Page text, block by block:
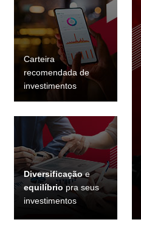
Carteira
recomendada de
investimentos
Diversificaçãoe
equilíbrio pra seus
investimentos